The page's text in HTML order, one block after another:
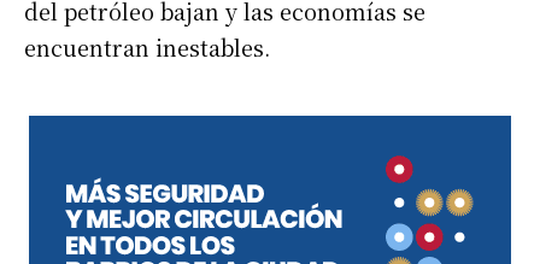
del petróleo bajan y las economías se
encuentran inestables.